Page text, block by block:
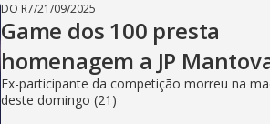
DO R7/21/09/2025
Game dos 100 presta
homenagem a JP
Ex-participante da competição morreu na
deste domingo (21)